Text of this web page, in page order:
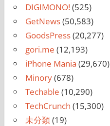
DIGIMONO!(525)
GetNews(50,583)
GoodsPress(20,277)
gori.me (12,193)
iPhone Mania (29,670)
Minory(678)
Techable (10,290)
TechCrunch (15,300)
未分類(19)